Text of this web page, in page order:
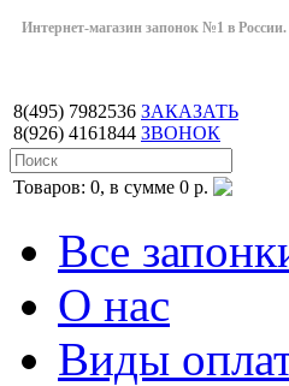
Интернет-магазин запонок №1 в
8(495) 7982536
8(926) 4161844
ЗАКАЗАТЬ
ЗВОНОК
Товаров: 0, в сумме 0 р.
Все
О нас
Виды